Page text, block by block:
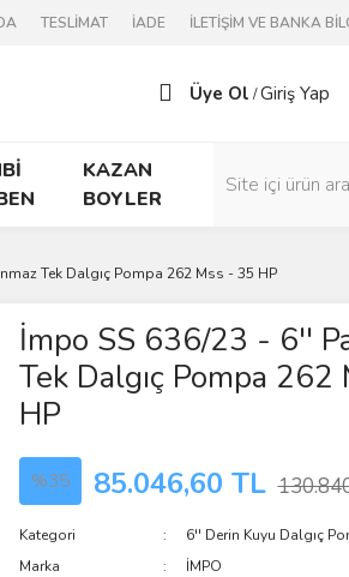
TESLİMAT İADE İLETİŞİM VE BANKA
Üye Ol /Giriş Yap
KAZAN
BOYLER
Tek Dalgıç Pompa 262 Mss - 35 HP
İmpo SS 636/23 - 6''
Tek Dalgıç Pompa
HP
%35 85.046,60 TL
Kategori
6'' Derin Kuyu Dalgıç
Marka
İMPO